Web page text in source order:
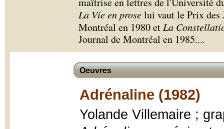
La Vie en proselui vaut le Prix des
Montréal en 1980 et La
Journal de Montréal en 1985....
Oeuvres
Adrénaline (1982)
Yolande Villemaire ;